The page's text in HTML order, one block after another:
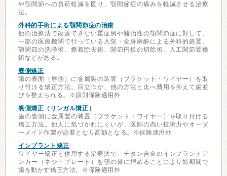
や顎関節への負荷軽減を図り、顎関節症の痛みを軽減させる治療
法。
外科的手術による顎関節症の治療
他の治療法で改善できない重症例や難治性の顎関節症に対して、
一部の医療機関で行っている入院・全身麻酔による外科的処置。
顎関節の洗浄術、癒着除去術、関節円板の切除術、人工関節置換
術などがある。
表側矯正
歯の表面（唇側）に金属製の装置（ブラケット・ワイヤー）を取
り付ける矯正方法。目立つが、他の方法と比べ費用を抑えて歯並
びを整えられる。※原則保険適用外
裏側矯正（リンガル矯正）
歯の裏側に金属製の装置（ブラケット・ワイヤー）を取り付ける
矯正方法。他人に気づかれにくいが、医師の高い技術力やオーダ
ーメイド作製が必要となり高額となる。※保険適用外
インプラント矯正
ワイヤー矯正と併用する治療法で、チタン合金のインプラントア
ンカー（ネジ・プレート）を顎の骨に埋めることにより短期間で
歯を動かす矯正方法。※保険適用外